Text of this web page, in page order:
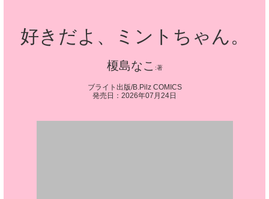
好きだよ、ミントちゃん。
榎島なこ
ブライト出版/B.Pilz COMICS
発売日：2026年07月24日